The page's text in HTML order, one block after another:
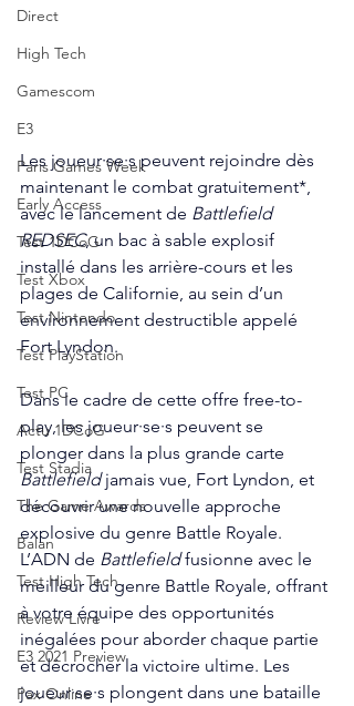
Direct
High Tech
Gamescom
E3
Paris Games Week
Early Access
Test 1DCoG
Test Xbox
Test Nintendo
Test PlayStation
Test PC
Actu 1DCoG
Test Stadia
The Game Awards
Balan
Test High Tech
Review Livre
E3 2021 Preview
Pax Online
Les joueur·se·s peuvent rejoindre dès
maintenant le combat gratuitement*,
avec le lancement de Battlefield
REDSEC, un bac à sable explosif
installé dans les arrière-cours et les
plages de Californie, au sein d’un
environnement destructible appelé
Fort Lyndon.
Dans le cadre de cette offre free-to-
play, les joueur·se·s peuvent se
plonger dans la plus grande carte
Battlefield jamais vue, Fort Lyndon, et
découvrir une nouvelle approche
explosive du genre Battle Royale.
L’ADN de Battlefield fusionne avec le
meilleur du genre Battle Royale, offrant
à votre équipe des opportunités
inégalées pour aborder chaque partie
et décrocher la victoire ultime. Les
joueur·se·s plongent dans une bataille